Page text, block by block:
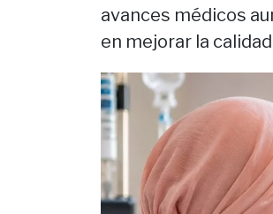
avances médicos
en mejorar la